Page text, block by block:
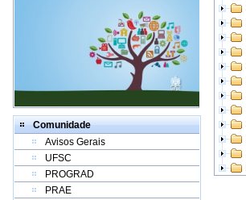
Comunidade
Avisos Gerais
UFSC
PROGRAD
PRAE